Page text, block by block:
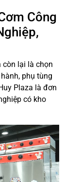
Công
còn lại là chọn
phụ tùng
Plaza là đơn
có kho